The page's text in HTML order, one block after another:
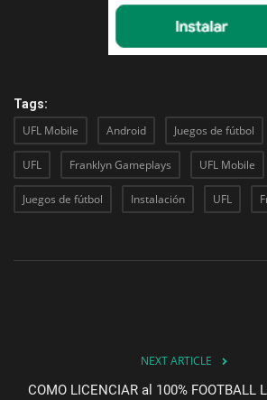
Tags:
UFL Mobile Android Juegos de fútbol
UFL Franklyn Gameplays UFL Mobile
Juegos de fútbol Instalación UFL
NEXT ARTICLE
COMO LICENCIAR al 100% FOOTBALL